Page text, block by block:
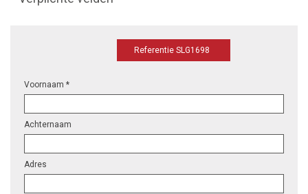
Referentie SLG1698
Voornaam *
Achternaam
Adres